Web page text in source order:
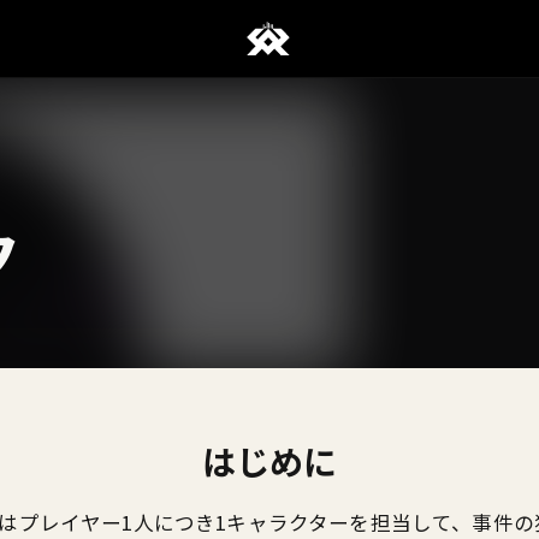
はじめに
プレイヤー1人につき1キャラクターを担当して、事件